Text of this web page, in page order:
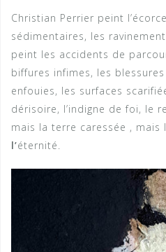
Christian Perrier peint
sédimentaires, les
peint les accidents de
biffures infimes, les
enfouies, les surfaces
dérisoire, l’indigne de foi, le
mais la terre caressée ,
l’éternité.